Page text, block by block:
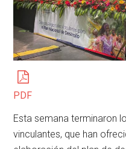
PDF
Esta semana terminaron
vinculantes, que han